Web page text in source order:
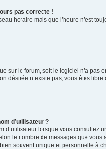
pas correcte !
horaire mais que l’heure n’est
sur le forum, soit le logiciel n’a
désirée n’existe pas, vous êtes
d’utilisateur ?
d’utilisateur lorsque vous
le nombre de messages que
souvent unique et personnelle à